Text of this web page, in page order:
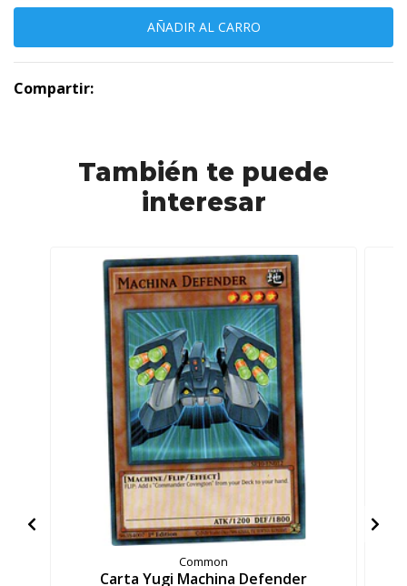
Compartir:
También te puede
interesar
Common
Carta Yugi Machina Defender